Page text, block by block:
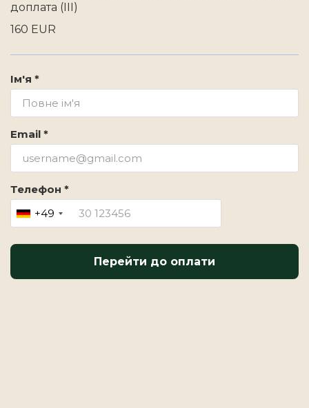
доплата (III)
160 EUR
Ім'я *
Email *
Телефон *
+49
Перейти до оплати